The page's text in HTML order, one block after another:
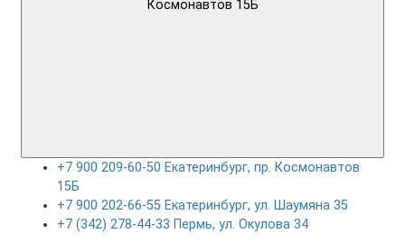
+7 900 209-60-50 Екатеринбург, пр. Космонавтов
15Б
+7 900 202-66-55 Екатеринбург, ул. Шаумяна 35
+7 (342) 278-44-33 Пермь, ул. Окулова 34